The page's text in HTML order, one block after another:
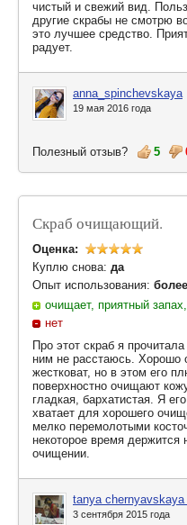
чистый и свежий вид.
другие скрабы не смотрю
это лучшее средство.
радует.
anna_spinchevskaya
19 мая 2016 года
Полезный отзыв? 5
Скраб очищающий.
Оценка:
Куплю снова: да
Опыт использования:
очищает, приятный
нет
Про этот скраб я
ним не расстаюсь. Хорошо
жестковат, но в этом его
поверхностно очищают
гладкая, бархатистая. Я
хватает для хорошего
мелко перемолотыми
некоторое время
очищении.
tanya chernyavskaya
3 сентября 2015 года